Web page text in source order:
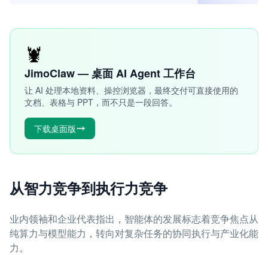
🦞
JimoClaw — 桌面 AI Agent 工作台
让 AI 处理本地资料、操控浏览器，最终交付可直接使用的
文档、表格与 PPT，而不只是一段回答。
下载桌面版
从智力竞争到执行力竞争
业内领袖和企业代表指出，智能体的发展标志着竞争焦点从
纯算力与模型能力，转向对复杂任务的协同执行与产业化能
力。